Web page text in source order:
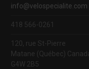
info@velospecialite.com
418 566-0261
120, rue St-Pierre
Matane (Québec)
G4W 2B5